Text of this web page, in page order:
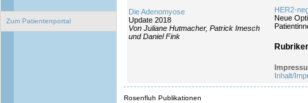
Zum Patientenportal
Die Adenomyose
Update 2018
Von Juliane Hutmacher, Patrick Imesch
und Daniel Fink
HER2-
Neue
Inhalt/
Rosenfluh Publikationen